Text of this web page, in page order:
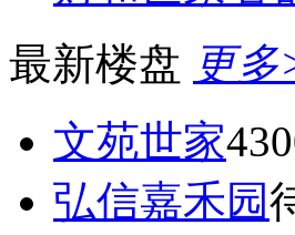
最新楼盘 更多
文苑世家
弘信嘉禾园